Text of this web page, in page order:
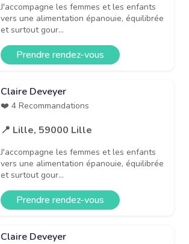
J'accompagne les femmes et les enfants
vers une alimentation épanouie, équilibrée
et surtout gour...
Prendre rendez-vous
Claire Deveyer
❤️ 4 Recommandations
📍 Lille, 59000 Lille
J'accompagne les femmes et les enfants
vers une alimentation épanouie, équilibrée
et surtout gour...
Prendre rendez-vous
Claire Deveyer